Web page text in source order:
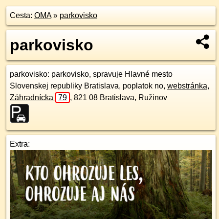
Cesta: OMA» parkovisko
parkovisko
parkovisko: parkovisko, spravuje Hlavné mesto
Slovenskej republiky Bratislava, poplatok no, webstránka,
Záhradnícka
79 , 821 08 Bratislava, Ružinov
Extra: